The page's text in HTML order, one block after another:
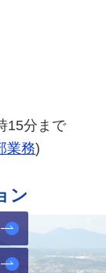
15分まで
業務)
ン